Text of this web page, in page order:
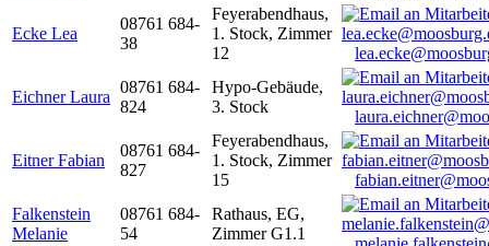
Ecke Lea
08761 684-
38
Feyerabendhaus,
1. Stock, Zimmer
12
Eichner Laura
08761 684-
824
Hypo-Gebäude,
3. Stock
Eitner Fabian
08761 684-
827
Feyerabendhaus,
1. Stock, Zimmer
15
Falkenstein
Melanie
08761 684-
54
Rathaus, EG,
Zimmer G1.1